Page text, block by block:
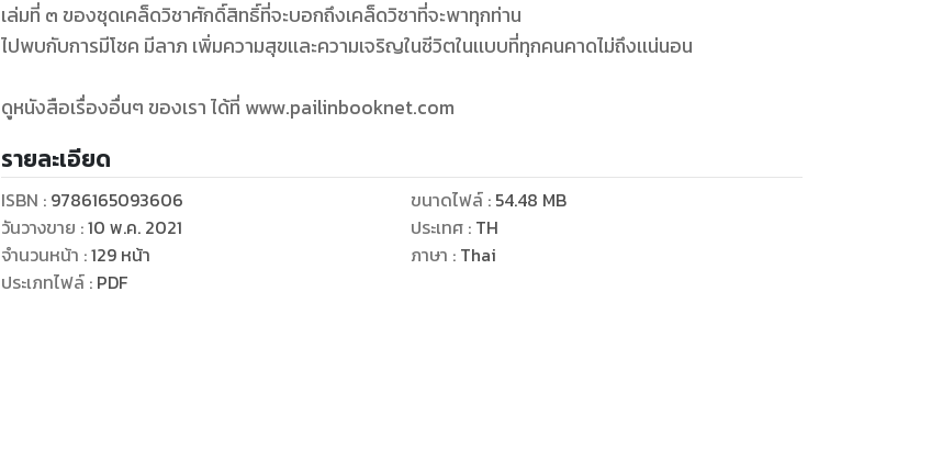
เล่มที่ ๓ ของชุดเคล็ดวิชาศักดิ์สิทธิ์ที่จะบอกถึงเคล็ดวิชาที่จะพาทุกท่าน
ไปพบกับการมีโชค มีลาภ เพิ่มความสุขเเละความเจริญในชีวิตในเเบบที่ทุกคนคาดไม่ถึงเเน่นอน
ดูหนังสือเรื่องอื่นๆ ของเรา ได้ที่ www.pailinbooknet.com
รายละเอียด
ISBN : 9786165093606
วันวางขาย :10 พ.ค. 2021
จำนวนหน้า :129 หน้า
ประเภทไฟล์: PDF
ขนาดไฟล์: 54.48 MB
ประเทศ : TH
ภาษา : Thai